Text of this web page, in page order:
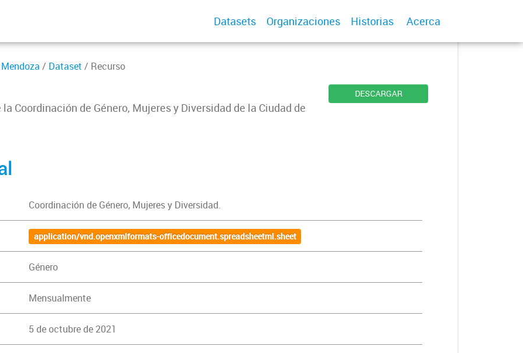
Datasets Organizaciones Historias Acerca
/ Dataset / Recurso
Coordinación de Género, Mujeres y Diversidad de la Ciudad de
DESCARGAR
Coordinación de Género, Mujeres y Diversidad.
application/vnd.openxmlformats-officedocument.spreadsheetml.sheet
Género
Mensualmente
5 de octubre de 2021